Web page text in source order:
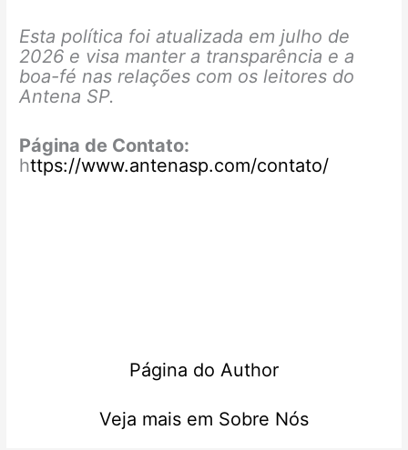
Esta política foi atualizada em julho de
2026 e visa manter a transparência e a
boa-fé nas relações com os leitores do
Antena SP.
Página de Contato:
https://www.antenasp.com/contato/
Página do Author
Veja mais em Sobre Nós